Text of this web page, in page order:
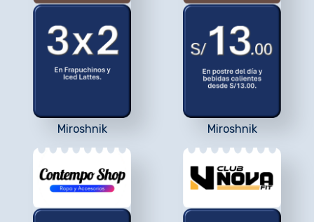
Miroshnik Miroshnik